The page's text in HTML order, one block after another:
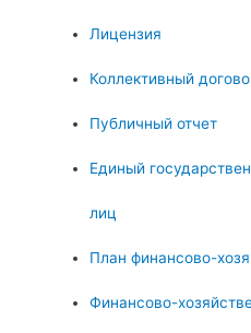
Лицензия
Коллективный
Публичный отчет
Единый
лиц
План финансово-
Финансово-